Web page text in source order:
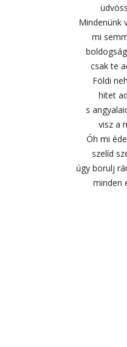
Mindenünk
mi
csak te
Földi
hitet
s
visz a
Óh mi
szelíd
úgy borulj
minden